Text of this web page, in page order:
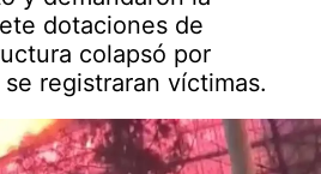
dotaciones de
colapsó por
registraran víctimas.